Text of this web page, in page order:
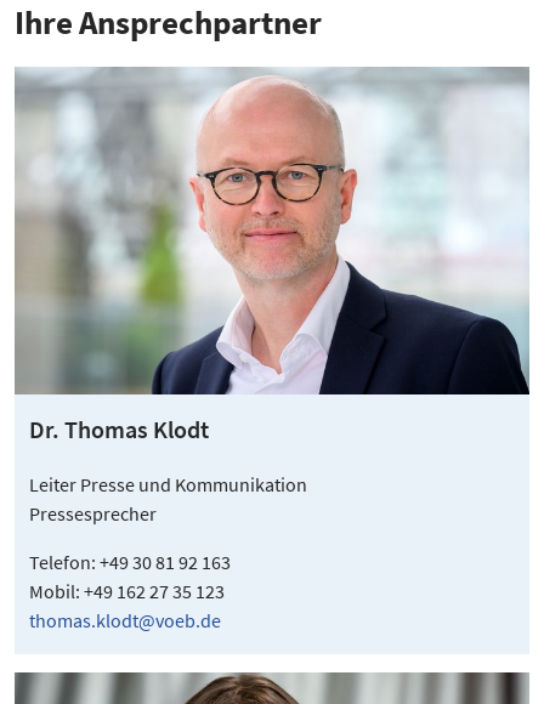
Ihre Ansprech­partner
Dr. Thomas Klodt
Leiter Presse und Kommunikation
Pressesprecher
Telefon: +49 30 81 92 163
Mobil: +49 162 27 35 123
thomas.klodt@voeb.de